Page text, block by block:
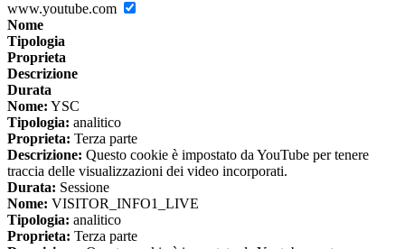
www.youtube.com
Nome
Tipologia
Proprieta
Descrizione
Durata
Nome: YSC
Tipologia: analitico
Proprieta: Terza parte
Descrizione: Questo cookie è impostato da YouTube per tenere
traccia delle visualizzazioni dei video incorporati.
Durata: Sessione
Nome: VISITOR_INFO1_LIVE
Tipologia: analitico
Proprieta: Terza parte